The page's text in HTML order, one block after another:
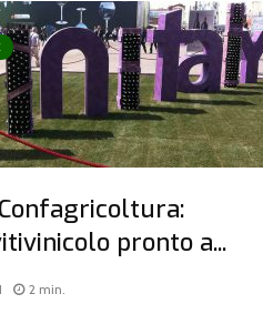
pronto a...
2 min.